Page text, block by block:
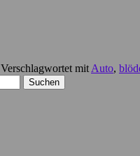
Verschlagwortet mit Auto,